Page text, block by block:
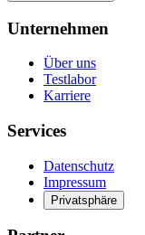
Unternehmen
Über uns
Testlabor
Karriere
Services
Datenschutz
Impressum
Privatsphäre